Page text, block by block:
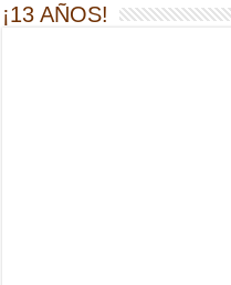
¡13 AÑOS!